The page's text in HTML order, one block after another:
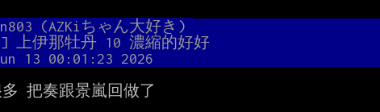
(AZKiちゃん大好き)
上伊那牡丹 10 濃縮的好好
13 00:01:23 2026
把奏跟景嵐回做了